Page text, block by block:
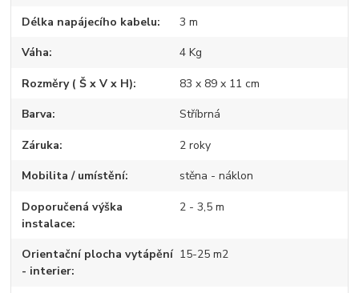
Délka napájecího kabelu 3 m
Váha 4 Kg
Rozměry ( Š x V x H) 83 x 89 x 11 cm
Barva Stříbrná
Záruka 2 roky
Mobilita / umístění stěna - náklon
Doporučená výška
instalace
2 - 3,5 m
Orientační plocha vytápění
- interier
15-25 m2